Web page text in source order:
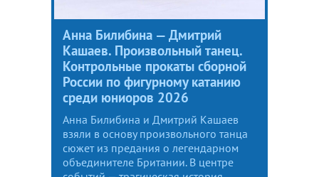
Анна Билибина — Дмитрий
Кашаев. Произвольный танец.
Контрольные прокаты сборной
России по фигурному катанию
среди юниоров 2026
Анна Билибина и Дмитрий Кашаев
взяли в основу произвольного танца
сюжет из предания о легендарном
объединителе Британии. В центре